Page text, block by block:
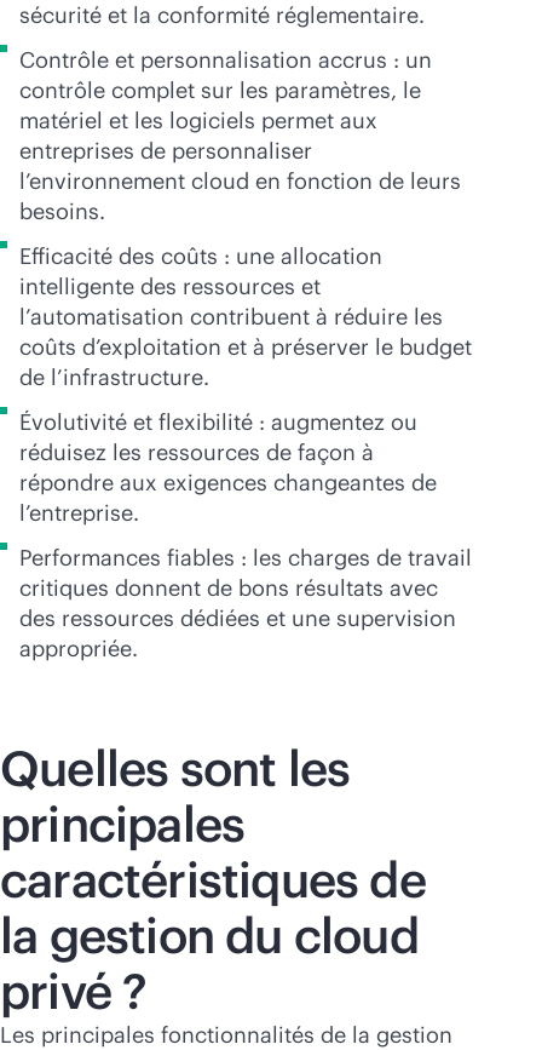
sécurité et la conformité réglementaire.
Contrôle et personnalisation accrus : un
contrôle complet sur les paramètres, le
matériel et les logiciels permet aux
entreprises de personnaliser
l’environnement cloud en fonction de leurs
besoins.
Efficacité des coûts : une allocation
intelligente des ressources et
l’automatisation contribuent à réduire les
coûts d’exploitation et à préserver le budget
de l’infrastructure.
Évolutivité et flexibilité : augmentez ou
réduisez les ressources de façon à
répondre aux exigences changeantes de
l’entreprise.
Performances fiables : les charges de travail
critiques donnent de bons résultats avec
des ressources dédiées et une supervision
appropriée.
Quelles sont les
principales
caractéristiques de
la gestion du cloud
privé ?
Les principales fonctionnalités de la gestion